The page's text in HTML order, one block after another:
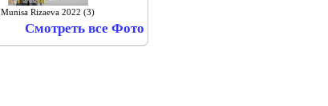
Munisa Rizaeva 2022 (3)
Смотреть все Фото